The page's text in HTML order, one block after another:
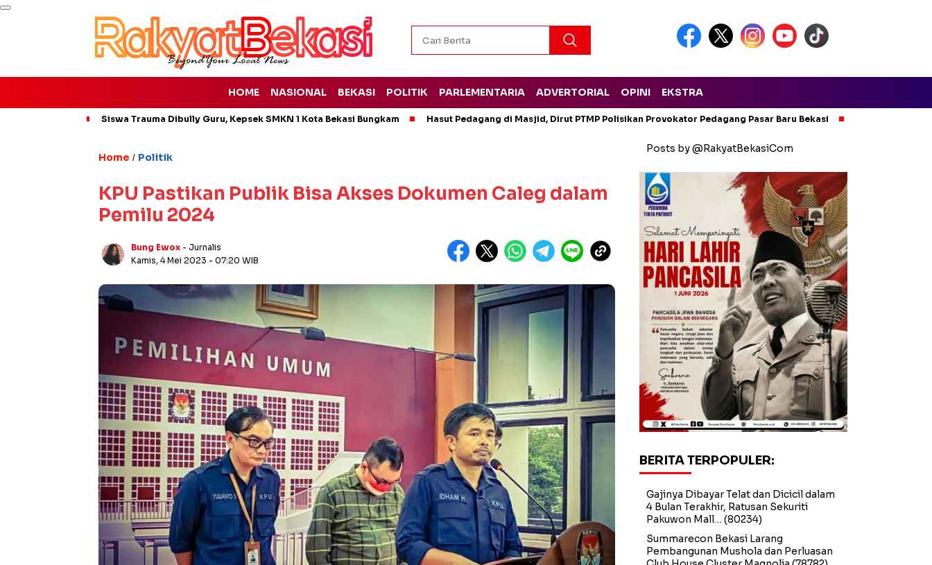
HOME NASIONAL BEKASI POLITIK PARLEMENTARIA ADVERTORIAL OPINI EKSTRA
Siswa Trauma Dibully Guru, Kepsek SMKN 1 Kota Bekasi Bungkam Hasut Pedagang di Masjid, Dirut PTMP Polisikan Provokator Pedagang Pasar Baru Bekasi
Home / Politik
KPU Pastikan Publik Bisa Akses Dokumen Caleg dalam
Pemilu 2024
Bung Ewox - Jurnalis
Kamis, 4 Mei 2023 - 07:20 WIB
Posts by @RakyatBekasiCom
BERITA TERPOPULER:
Gajinya Dibayar Telat dan Dicicil dalam
4 Bulan Terakhir, Ratusan Sekuriti
Pakuwon Mall… (80234)
Summarecon Bekasi Larang
Pembangunan Mushola dan Perluasan